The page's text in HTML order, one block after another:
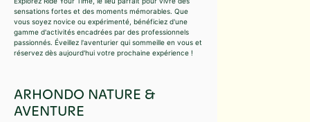
sensations fortes et des moments mémorables. Que
vous soyez novice ou expérimenté, bénéficiez d'une
gamme d'activités encadrées par des professionnels
passionnés. Éveillez l'aventurier qui sommeille en vous et
réservez dès aujourd'hui votre prochaine expérience !
ARHONDO NATURE &
AVENTURE